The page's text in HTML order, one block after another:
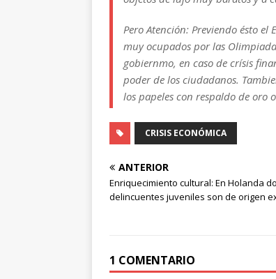
Pero Atención: Previendo ésto
muy ocupados por las
gobiernmo, en caso de crísis
poder de los ciudadanos.
los papeles con respaldo de oro
CRISIS ECONÓMICA
ANTERIOR
Enriquecimiento cultural: En Holanda
delincuentes juveniles son de origen
1 COMENTARIO